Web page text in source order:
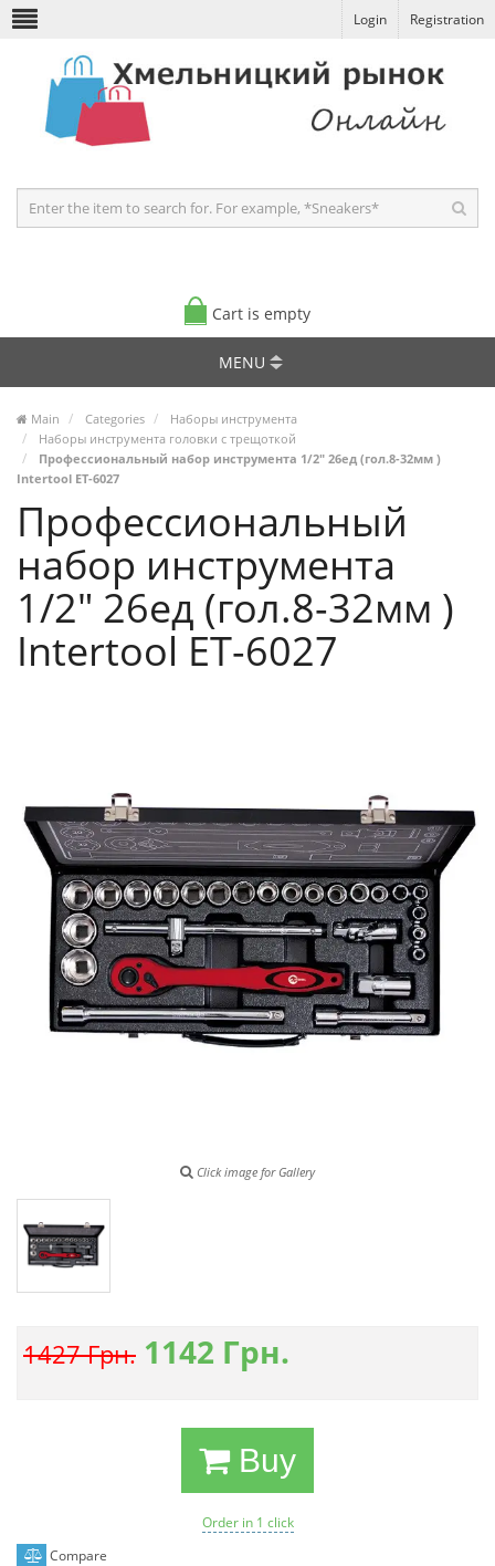
Login Registration
Cart is empty
MENU
Main Categories
Наборы инструмента
Наборы инструмента головки с трещоткой
Профессиональный набор инструмента 1/2" 26ед (гол.8-32мм )
Intertool ET-6027
Профессиональный
набор инструмента
1/2" 26ед (гол.8-32мм )
Intertool ET-6027
Click image for Gallery
1427 Грн. 1142 Грн.
Buy
Order in 1 click
Compare